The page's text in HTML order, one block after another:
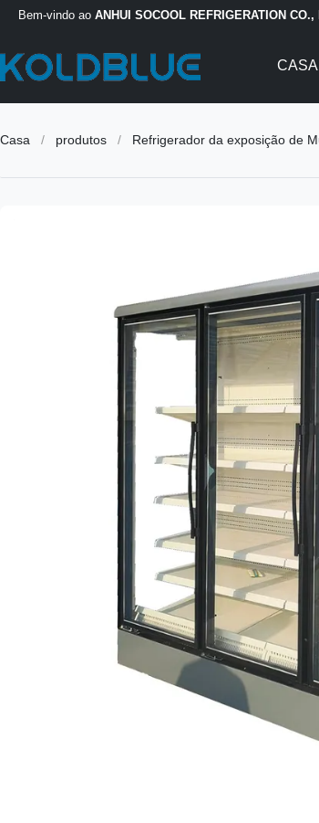
Bem-vindo ao ANHUI SOCOOL REFRIGERATION CO.,
CASA
Casa / produtos / Refrigerador da exposição de